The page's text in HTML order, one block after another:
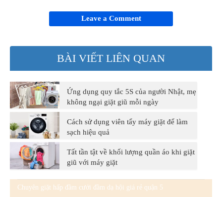
Leave a Comment
BÀI VIẾT LIÊN QUAN
Ứng dụng quy tắc 5S của người Nhật, mẹ
không ngại giặt giũ mỗi ngày
Cách sử dụng viên tẩy máy giặt để làm
sạch hiệu quả
Tất tần tật về khối lượng quần áo khi giặt
giũ với máy giặt
Chuyên giặt hấp đầm cưới đầm dạ hội giá rẻ quận 5